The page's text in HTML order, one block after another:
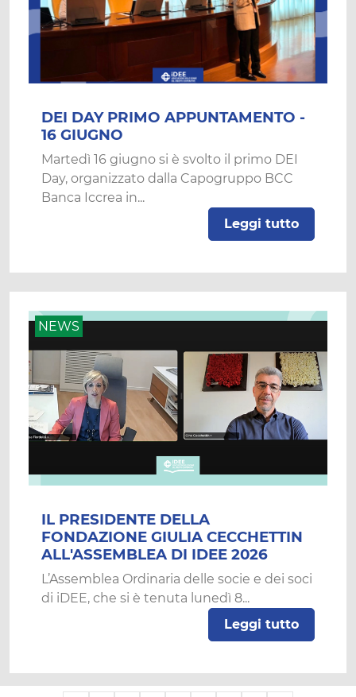
DEI DAY PRIMO APPUNTAMENTO -
16 GIUGNO
Martedì 16 giugno si è svolto il primo DEI
Day, organizzato dalla Capogruppo BCC
Banca Iccrea in...
Leggi tutto
NEWS
IL PRESIDENTE DELLA
FONDAZIONE GIULIA CECCHETTIN
ALL'ASSEMBLEA DI IDEE 2026
L’Assemblea Ordinaria delle socie e dei soci
di iDEE, che si è tenuta lunedì 8...
Leggi tutto